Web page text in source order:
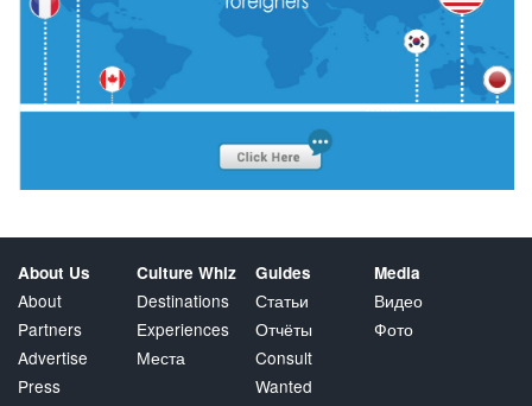
About Us
About
Partners
Advertise
Press
Culture Whiz
Destinations
Experiences
Места
Guides
Статьи
Отчёты
Consult
Wanted
Media
Видео
Фото